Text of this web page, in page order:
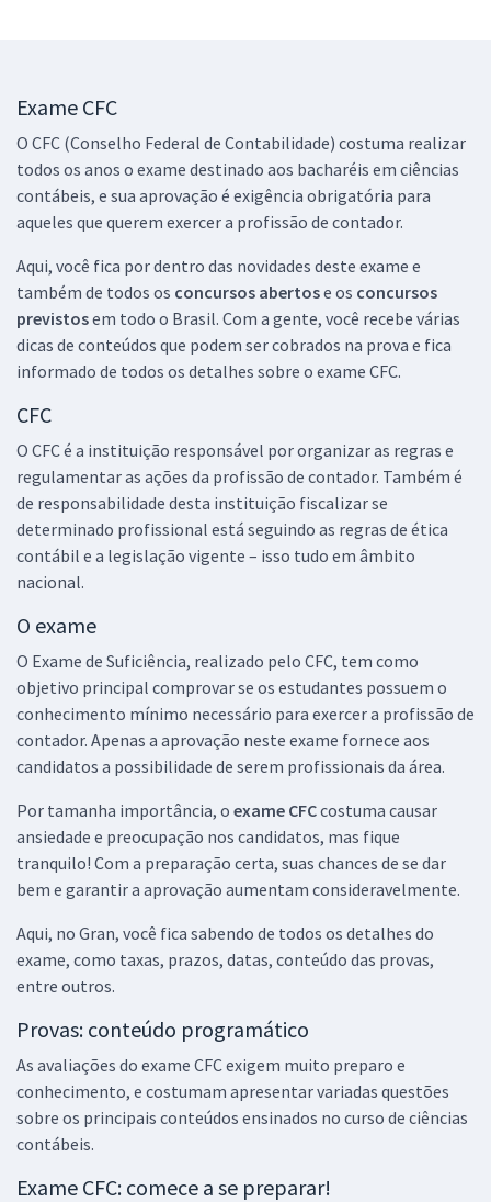
Exame CFC
O CFC (Conselho Federal de Contabilidade) costuma realizar
todos os anos o exame destinado aos bacharéis em ciências
contábeis, e sua aprovação é exigência obrigatória para
aqueles que querem exercer a profissão de contador.
Aqui, você fica por dentro das novidades deste exame e
também de todos os concursos abertose os concursos
previstosem todo o Brasil. Com a gente, você recebe várias
dicas de conteúdos que podem ser cobrados na prova e fica
informado de todos os detalhes sobre o exame CFC.
CFC
O CFC é a instituição responsável por organizar as regras e
regulamentar as ações da profissão de contador. Também é
de responsabilidade desta instituição fiscalizar se
determinado profissional está seguindo as regras de ética
contábil e a legislação vigente – isso tudo em âmbito
nacional.
O exame
O Exame de Suficiência, realizado pelo CFC, tem como
objetivo principal comprovar se os estudantes possuem o
conhecimento mínimo necessário para exercer a profissão de
contador. Apenas a aprovação neste exame fornece aos
candidatos a possibilidade de serem profissionais da área.
Por tamanha importância, o exame CFCcostuma causar
ansiedade e preocupação nos candidatos, mas fique
tranquilo! Com a preparação certa, suas chances de se dar
bem e garantir a aprovação aumentam consideravelmente.
Aqui, no Gran, você fica sabendo de todos os detalhes do
exame, como taxas, prazos, datas, conteúdo das provas,
entre outros.
Provas: conteúdo programático
As avaliações do exame CFC exigem muito preparo e
conhecimento, e costumam apresentar variadas questões
sobre os principais conteúdos ensinados no curso de ciências
contábeis.
Exame CFC: comece a se preparar!